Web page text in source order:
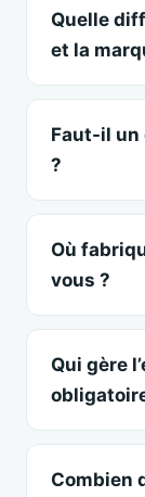
Quelle
et la
Faut-il un
?
Où
vous ?
Qui gère
Combien